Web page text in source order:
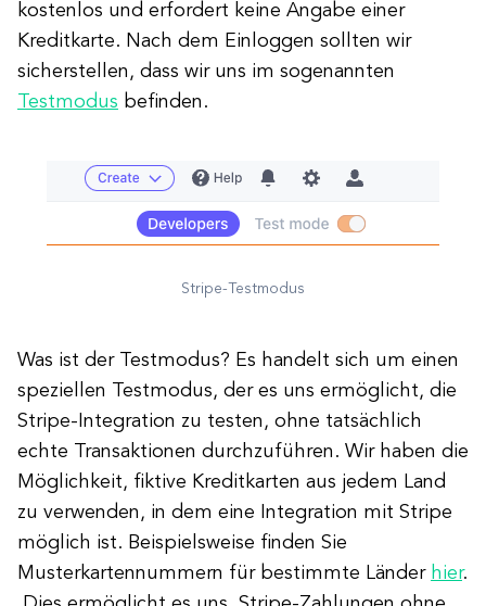
kostenlos und erfordert keine Angabe einer
Kreditkarte. Nach dem Einloggen sollten wir
sicherstellen, dass wir uns im sogenannten
Testmodus befinden.
Stripe-Testmodus
Was ist der Testmodus? Es handelt sich um einen
speziellen Testmodus, der es uns ermöglicht, die
Stripe-Integration zu testen, ohne tatsächlich
echte Transaktionen durchzuführen. Wir haben die
Möglichkeit, fiktive Kreditkarten aus jedem Land
zu verwenden, in dem eine Integration mit Stripe
möglich ist. Beispielsweise finden Sie
Musterkartennummern für bestimmte Länder hier.